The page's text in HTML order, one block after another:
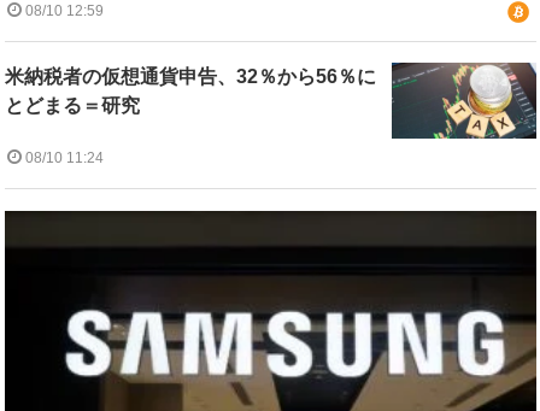
08/10 12:59
米納税者の仮想通貨申告、32％から56％に
とどまる＝研究
08/10 11:24